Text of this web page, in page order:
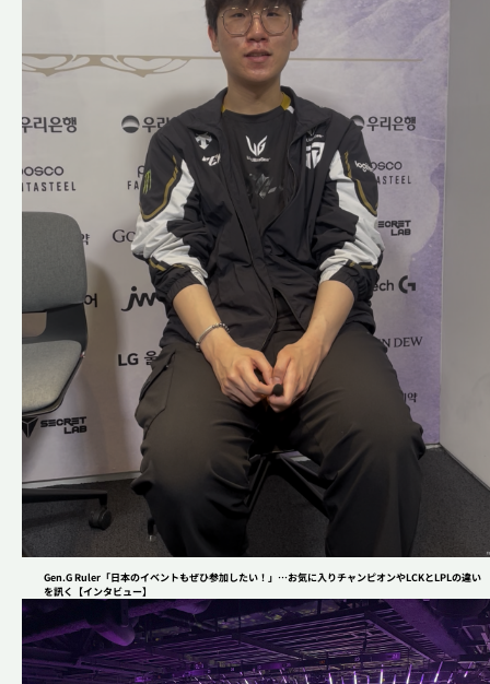
Gen.G Ruler「日本のイベントもぜひ参加したい！」…お気に入りチャンピオンやLCKとLPLの違い
を訊く【インタビュー】